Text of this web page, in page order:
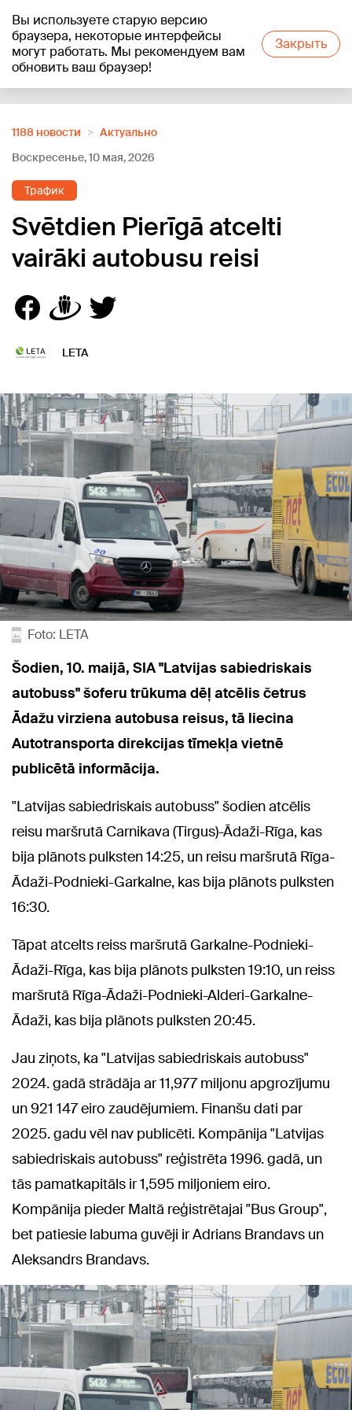
Вы используете старую версию
браузера, некоторые интерфейсы
могут работать. Мы рекомендуем вам
обновить ваш браузер!
Закрыть
+23°C
1188 новости
Актуально
Воскресенье, 10 мая, 2026
Трафик
Svētdien Pierīgā atcelti
vairāki autobusu reisi
LETA
Foto: LETA
Šodien, 10. maijā, SIA "Latvijas sabiedriskais
autobuss" šoferu trūkuma dēļ atcēlis četrus
Ādažu virziena autobusa reisus, tā liecina
Autotransporta direkcijas tīmekļa vietnē
publicētā informācija.
"Latvijas sabiedriskais autobuss" šodien atcēlis
reisu maršrutā Carnikava (Tirgus)-Ādaži-Rīga, kas
bija plānots pulksten 14:25, un reisu maršrutā Rīga-
Ādaži-Podnieki-Garkalne, kas bija plānots pulksten
16:30.
Tāpat atcelts reiss maršrutā Garkalne-Podnieki-
Ādaži-Rīga, kas bija plānots pulksten 19:10, un reiss
maršrutā Rīga-Ādaži-Podnieki-Alderi-Garkalne-
Ādaži, kas bija plānots pulksten 20:45.
Jau ziņots, ka "Latvijas sabiedriskais autobuss"
2024. gadā strādāja ar 11,977 miljonu apgrozījumu
un 921 147 eiro zaudējumiem. Finanšu dati par
2025. gadu vēl nav publicēti. Kompānija "Latvijas
sabiedriskais autobuss" reģistrēta 1996. gadā, un
tās pamatkapitāls ir 1,595 miljoniem eiro.
Kompānija pieder Maltā reģistrētajai "Bus Group",
bet patiesie labuma guvēji ir Adrians Brandavs un
Aleksandrs Brandavs.